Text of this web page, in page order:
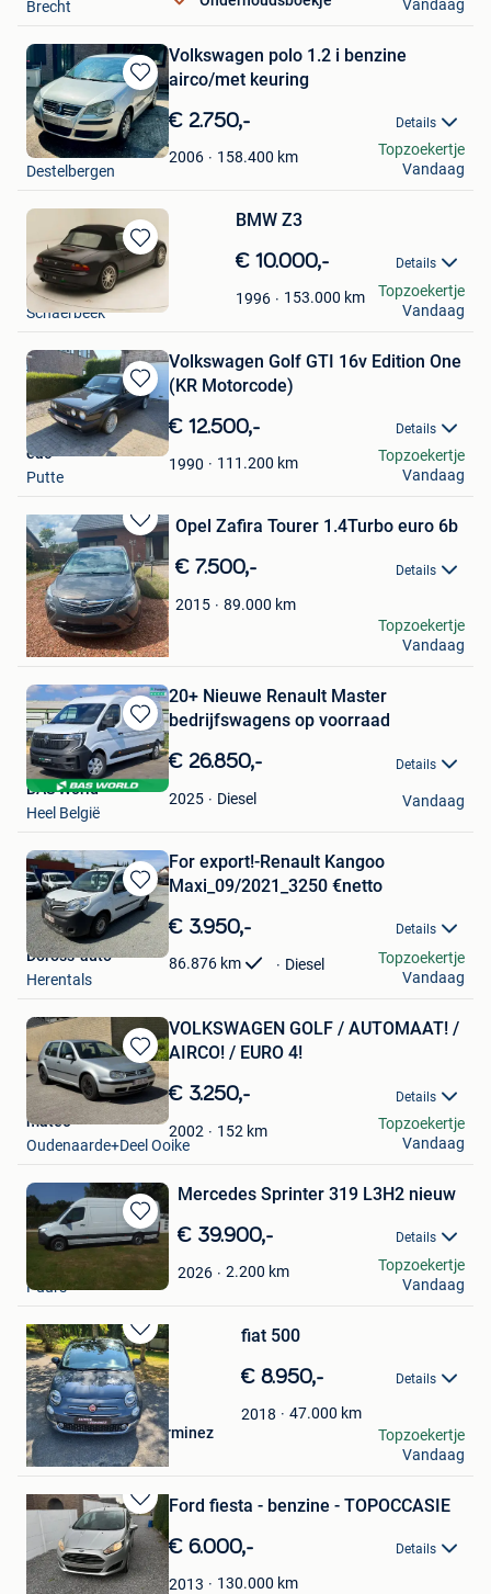
Brecht Vandaag
Bewaren
in
Mijn
Favorieten
Volkswagen polo 1.2 i benzine
airco/met keuring
€ 2.750,- Details
2006 158.400 km
tom
Destelbergen
Topzoekertje
Vandaag
Bewaren
in
Mijn
Favorieten
BMW Z3
€ 10.000,- Details
1996 153.000 km
lomzik michel
Schaerbeek
Topzoekertje
Vandaag
Bewaren
in
Mijn
Favorieten
Volkswagen Golf GTI 16v Edition One
(KR Motorcode)
€ 12.500,- Details
1990 111.200 km
eac
Putte
Topzoekertje
Vandaag
Bewaren
in
Mijn
Favorieten
Opel Zafira Tourer 1.4Turbo euro 6b
€ 7.500,- Details
2015 89.000 km
Ali
Genk
Topzoekertje
Vandaag
Bewaren
in
Mijn
Favorieten
20+ Nieuwe Renault Master
bedrijfswagens op voorraad
€ 26.850,- Details
2025 Diesel
BAS World
Heel België
Vandaag
Bewaren
in
Mijn
Favorieten
For export!-Renault Kangoo
Maxi_09/2021_3250 €netto
€ 3.950,- Details
86.876 km Diesel
Doross-auto
Herentals
Topzoekertje
Vandaag
Bewaren
in
Mijn
Favorieten
VOLKSWAGEN GOLF / AUTOMAAT! /
AIRCO! / EURO 4!
€ 3.250,- Details
2002 152 km
mateo
Oudenaarde+Deel Ooike
Topzoekertje
Vandaag
Bewaren
in
Mijn
Favorieten
Mercedes Sprinter 319 L3H2 nieuw
€ 39.900,- Details
2026 2.200 km
Caluwaerts Guy
Puurs
Topzoekertje
Vandaag
Bewaren
in
Mijn
Favorieten
fiat 500
€ 8.950,- Details
2018 47.000 km
auto's en motoren lerminez
Ieper
Topzoekertje
Vandaag
Bewaren
in
Mijn
Favorieten
Ford fiesta - benzine - TOPOCCASIE
€ 6.000,- Details
2013 130.000 km